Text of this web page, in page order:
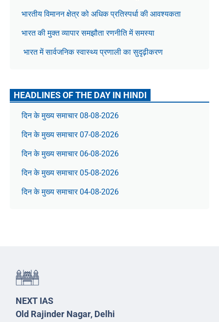
भारतीय विमानन क्षेत्र को अधिक प्रतिस्पर्धा की आवश्यकता
भारत की मुक्त व्यापार समझौता रणनीति में समस्या
भारत में सार्वजनिक स्वास्थ्य प्रणाली का सुदृढ़ीकरण
HEADLINES OF THE DAY IN HINDI
दिन के मुख्य समाचार 08-08-2026
दिन के मुख्य समाचार 07-08-2026
दिन के मुख्य समाचार 06-08-2026
दिन के मुख्य समाचार 05-08-2026
दिन के मुख्य समाचार 04-08-2026
NEXT IAS
Old Rajinder Nagar, Delhi